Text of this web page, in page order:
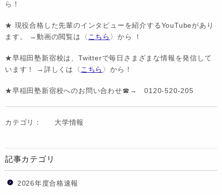
ら！
★ 現役合格した先輩のインタビューを紹介するYouTubeがあり
ます。 →動画の閲覧は〈 こちら 〉から ！
★早稲田塾新宿校は、Twitterで毎日さまざまな情報を発信して
います！ →詳しくは〈 こちら 〉から！
★早稲田塾新宿校へのお問い合わせ☎→ 0120-520-205
カテゴリ： 大学情報
記事カテゴリ
2026年度合格速報